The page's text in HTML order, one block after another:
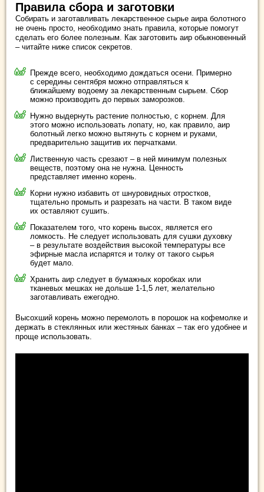
Правила сбора и заготовки
Собирать и заготавливать лекарственное сырье аира болотного
не очень просто, необходимо знать правила, которые помогут
сделать его более полезным. Как заготовить аир обыкновенный
– читайте ниже список секретов.
Прежде всего, необходимо дождаться осени. Примерно
с середины сентября можно отправляться к
ближайшему водоему за лекарственным сырьем. Сбор
можно производить до первых заморозков.
Нужно выдернуть растение полностью, с корнем. Для
этого можно использовать лопату, но, как правило, аир
болотный легко можно вытянуть с корнем и руками,
предварительно защитив их перчатками.
Лиственную часть срезают – в ней минимум полезных
веществ, поэтому она не нужна. Ценность
представляет именно корень.
Корни нужно избавить от шнуровидных отростков,
тщательно промыть и разрезать на части. В таком виде
их оставляют сушить.
Показателем того, что корень высох, является его
ломкость. Не следует использовать для сушки духовку
– в результате воздействия высокой температуры все
эфирные масла испарятся и толку от такого сырья
будет мало.
Хранить аир следует в бумажных коробках или
тканевых мешках не дольше 1-1,5 лет, желательно
заготавливать ежегодно.
Высохший корень можно перемолоть в порошок на кофемолке и
держать в стеклянных или жестяных банках – так его удобнее и
проще использовать.